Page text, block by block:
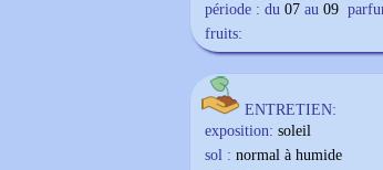
période : du 07 au 09
fruits:
ENTRETIEN:
exposition: soleil
sol : normal à humide